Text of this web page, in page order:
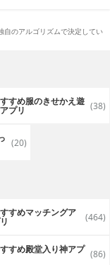
のアルゴリズムで決定してい
すめ服のきせかえ遊
プリ (38)
(20)
すめマッチングア (464)
すめ殿堂入り神アプ (86)